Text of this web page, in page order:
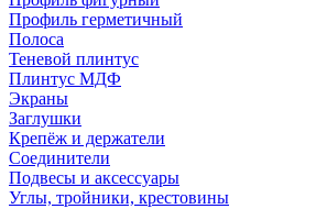
Профиль герметичный
Полоса
Теневой плинтус
Плинтус МДФ
Экраны
Заглушки
Крепёж и держатели
Соединители
Подвесы и аксессуары
Углы, тройники, крестовины